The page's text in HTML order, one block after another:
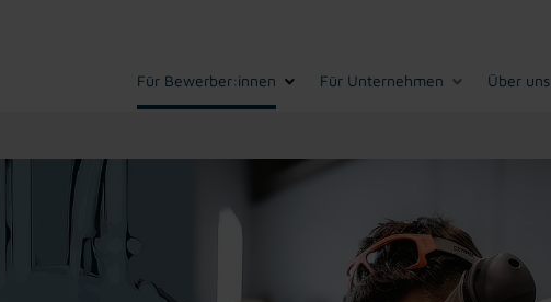
Für Bewerber:innen Für Unternehmen Über uns